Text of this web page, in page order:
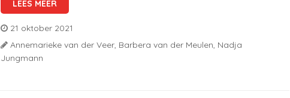
LEES MEER
21 oktober 2021
Annemarieke van der Veer, Barbera van der Meulen, Nadja
Jungmann